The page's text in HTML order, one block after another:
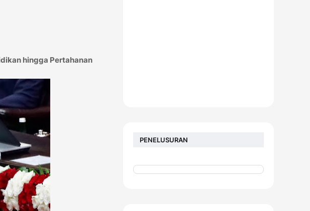
hingga Pertahanan
PENELUSURAN